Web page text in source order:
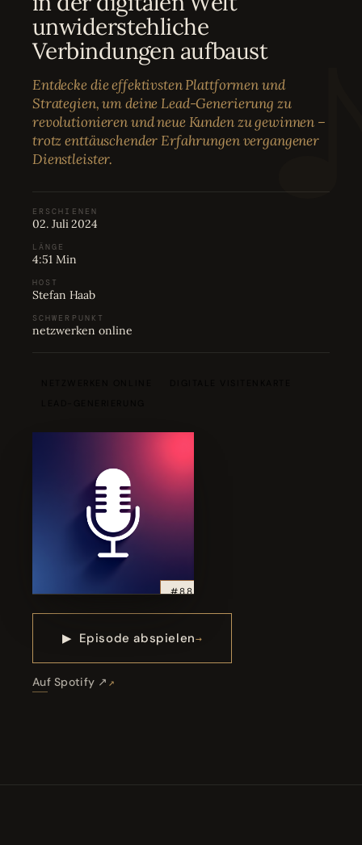
04 Bewertungen
Karriere
06 Partnerprogramm
unwiderstehliche
Verbindungen aufbaust
Entdecke die effektivsten Plattformen und
Strategien, um deine Lead-Generierung zu
revolutionieren und neue Kunden zu gewinnen –
trotz enttäuschender Erfahrungen vergangener
Dienstleister.
ERSCHIENEN
02. Juli 2024
LÄNGE
4:51 Min
HOST
Stefan Haab
SCHWERPUNKT
netzwerken online
#88
▶ Episode abspielen
Auf Spotify ↗